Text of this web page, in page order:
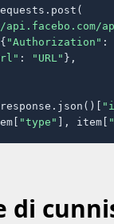
"Authorization" :
: "URL" },
response.json()[
"type" ], item[
di